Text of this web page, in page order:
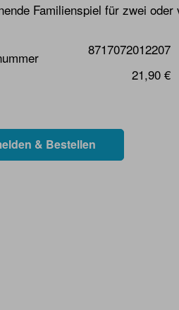
Familienspiel für zwei oder
8717072012207
21,90 €